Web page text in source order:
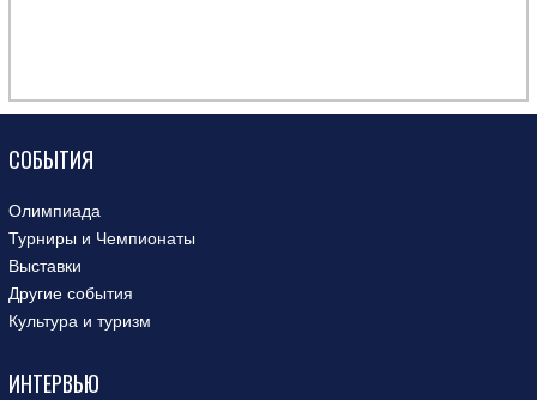
СОБЫТИЯ
Олимпиада
Турниры и Чемпионаты
Выставки
Другие события
Культура и туризм
ИНТЕРВЬЮ